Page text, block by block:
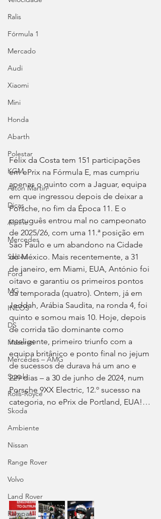
Ralis
Fórmula 1
Mercado
Audi
Xiaomi
Mini
Honda
Abarth
Polestar
KGM
Aston Martin
Dicas
Alpine
Mercedes
Salões
Ford
MG
INEOS
DS
Maserati
Mercedes – AMG
Suzuki
Rolls-Royce
Skoda
Ambiente
Nissan
Range Rover
Volvo
Land Rover
Rampas
Félix da Costa tem 151 participações
em ePrix na Fórmula E, mas cumpriu
apenas o quinto com a Jaguar, equipa
em que ingressou depois de deixar a
Porsche, no fim da Época 11. E o
português entrou mal no campeonato
de 2025/26, com uma 11.ª posição em
São Paulo e um abandono na Cidade
do México. Mais recentemente, a 31
de janeiro, em Miami, EUA, António foi
oitavo e garantiu os primeiros pontos
da temporada (quatro). Ontem, já em
Jeddah, Arábia Saudita, na ronda 4, foi
quinto e somou mais 10. Hoje, depois
de corrida tão dominante como
inteligente, primeiro triunfo com a
equipa britânico e ponto final no jejum
de sucessos de durava há um ano e
229 dias – a 30 de junho de 2024, num
Porsche 9XX Electric, 12.º sucesso na
categoria, no ePrix de Portland, EUA!…